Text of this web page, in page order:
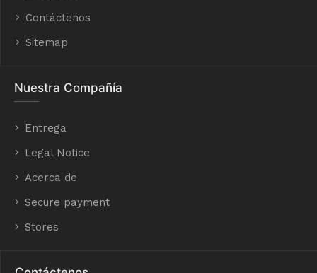
Contáctenos
Sitemap
Nuestra Compañía
Entrega
Legal Notice
Acerca de
Secure payment
Stores